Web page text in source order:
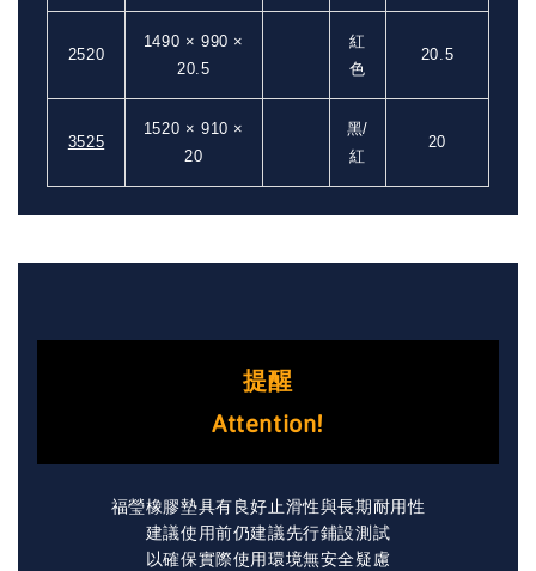
2520
1490 × 990 ×
20.5
紅
色
20.5
3525
1520 × 910 ×
20
黑/
紅
20
提醒
Attention!
福瑩橡膠墊具有良好止滑性與長期耐用性
建議使用前仍建議先行鋪設測試
以確保實際使用環境無安全疑慮